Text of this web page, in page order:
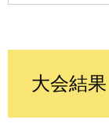
大会結果